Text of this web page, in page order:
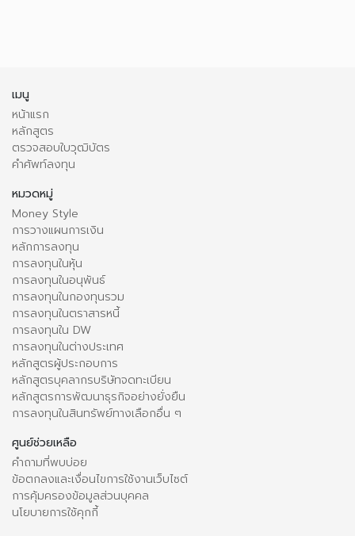
เมนู
หน้าแรก
หลักสูตร
ตรวจสอบใบวุฒิบัตร
คำศัพท์ลงทุน
หมวดหมู่
Money Style
การวางแผนการเงิน
หลักการลงทุน
การลงทุนในหุ้น
การลงทุนในอนุพันธ์
การลงทุนในกองทุนรวม
การลงทุนในตราสารหนี้
การลงทุนใน DW
การลงทุนในต่างประเทศ
หลักสูตรผู้ประกอบการ
หลักสูตรบุคลากรบริษัทจดทะเบียน
หลักสูตรการพัฒนาธุรกิจอย่างยั่งยืน
การลงทุนในสินทรัพย์ทางเลือกอื่น ๆ
ศูนย์ช่วยเหลือ
คำถามที่พบบ่อย
ข้อตกลงและเงื่อนไขการใช้งานเว็บไซต์
การคุ้มครองข้อมูลส่วนบุคคล
นโยบายการใช้คุกกี้